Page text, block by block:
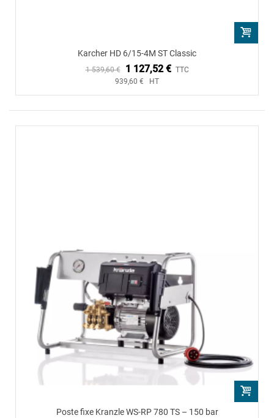
Karcher HD 6/15-4M ST Classic
1 539,60 € 1 127,52 € TTC
939,60 € HT
Poste fixe Kranzle WS-RP 780 TS – 150 bar